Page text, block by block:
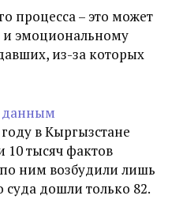
процесса – это может
и эмоциональному
из-за которых
данным
в Кыргызстане
10 тысяч фактов
ним возбудили лишь
суда дошли только 82.